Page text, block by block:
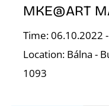
MKE@ART
Time: 06.10.2022
Location: Bálna -
1093